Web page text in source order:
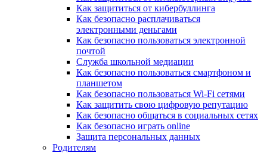
Как защититься от кибербуллинга
Как безопасно расплачиваться
электронными деньгами
Как безопасно пользоваться электронной
почтой
Служба школьной медиации
Как безопасно пользоваться смартфоном и
планшетом
Как безопасно пользоваться Wi-Fi сетями
Как защитить свою цифровую репутацию
Как безопасно общаться в социальных сетях
Как безопасно играть online
Защита персональных данных
Родителям